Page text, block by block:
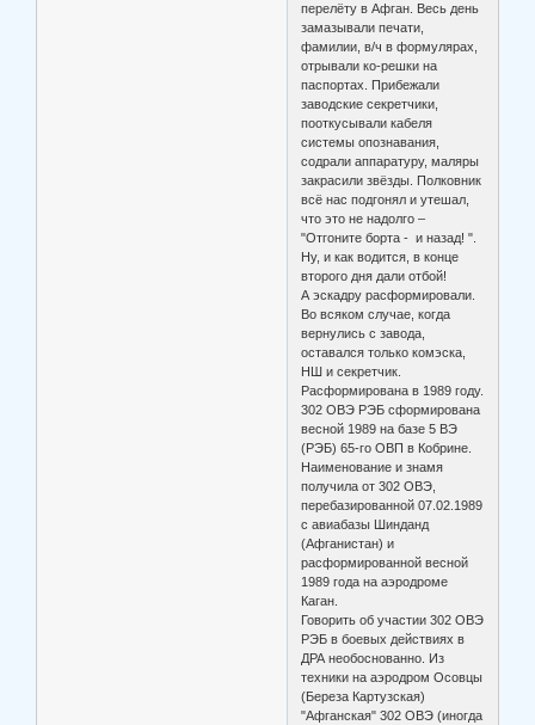
перелёту в Афган. Весь день
замазывали печати,
фамилии, в/ч в формулярах,
отрывали ко-решки на
паспортах. Прибежали
заводские секретчики,
пооткусывали кабеля
системы опознавания,
содрали аппаратуру, маляры
закрасили звёзды. Полковник
всё нас подгонял и утешал,
что это не надолго –
"Отгоните борта - и назад! ".
Ну, и как водится, в конце
второго дня дали отбой!
А эскадру расформировали.
Во всяком случае, когда
вернулись с завода,
оставался только комэска,
НШ и секретчик.
Расформирована в 1989 году.
302 ОВЭ РЭБ сформирована
весной 1989 на базе 5 ВЭ
(РЭБ) 65-го ОВП в Кобрине.
Наименование и знамя
получила от 302 ОВЭ,
перебазированной 07.02.1989
с авиабазы Шинданд
(Афганистан) и
расформированной весной
1989 года на аэродроме
Каган.
Говорить об участии 302 ОВЭ
РЭБ в боевых действиях в
ДРА необоснованно. Из
техники на аэродром Осовцы
(Береза Картузская)
"Афганская" 302 ОВЭ (иногда